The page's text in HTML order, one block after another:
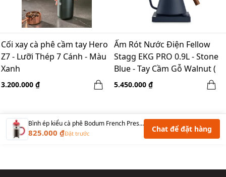
Cối xay cà phê cầm tay Hero
Z7 - Lưỡi Thép 7 Cánh - Màu
Xanh
3.200.000 ₫
Ấm Rót Nước Điện Fellow
Stagg EKG PRO 0.9L - Stone
Blue - Tay Cầm Gỗ Walnut (
EU, 220V, F Plug)
5.450.000 ₫
Bình ép kiểu cà phê Bodum French Press Caffettiera Red 350 ml
825.000 ₫Đặt trước Chat để đặt hàng